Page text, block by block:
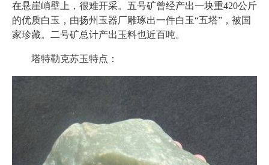
在悬崖峭壁上，很难开采。五号矿曾经产出一块重420公斤
的优质白玉，由扬州玉器厂雕琢出一件白玉“五塔”，被国
家珍藏。二号矿总计产出玉料也近百吨。
塔特勒克苏玉特点：